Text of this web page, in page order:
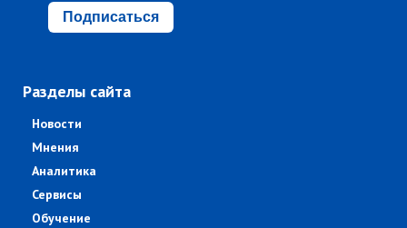
Подписаться
Разделы сайта
Новости
Мнения
Аналитика
Сервисы
Обучение